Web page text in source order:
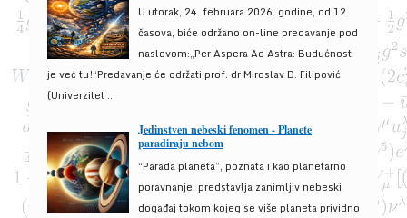
U utorak, 24. februara 2026. godine, od 12
časova, biće održano on-line predavanje pod
naslovom:„Per Aspera Ad Astra: Budućnost
je već tu!“Predavanje će održati prof. dr Miroslav D. Filipović
(Univerzitet ...
Jedinstven nebeski fenomen - Planete
paradiraju nebom
“Parada planeta”, poznata i kao planetarno
poravnanje, predstavlja zanimljiv nebeski
događaj tokom kojeg se više planeta prividno